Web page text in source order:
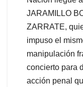
JARAMILLO
ZARRATE,
impuso el
manipulación
concierto para
acción penal